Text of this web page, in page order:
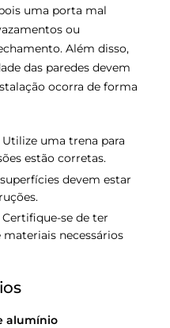
uma porta mal
ou
Além disso,
das paredes devem
ocorra de forma
Utilize uma trena para
estão corretas.
devem estar
Certifique-se de ter
necessários
alumínio